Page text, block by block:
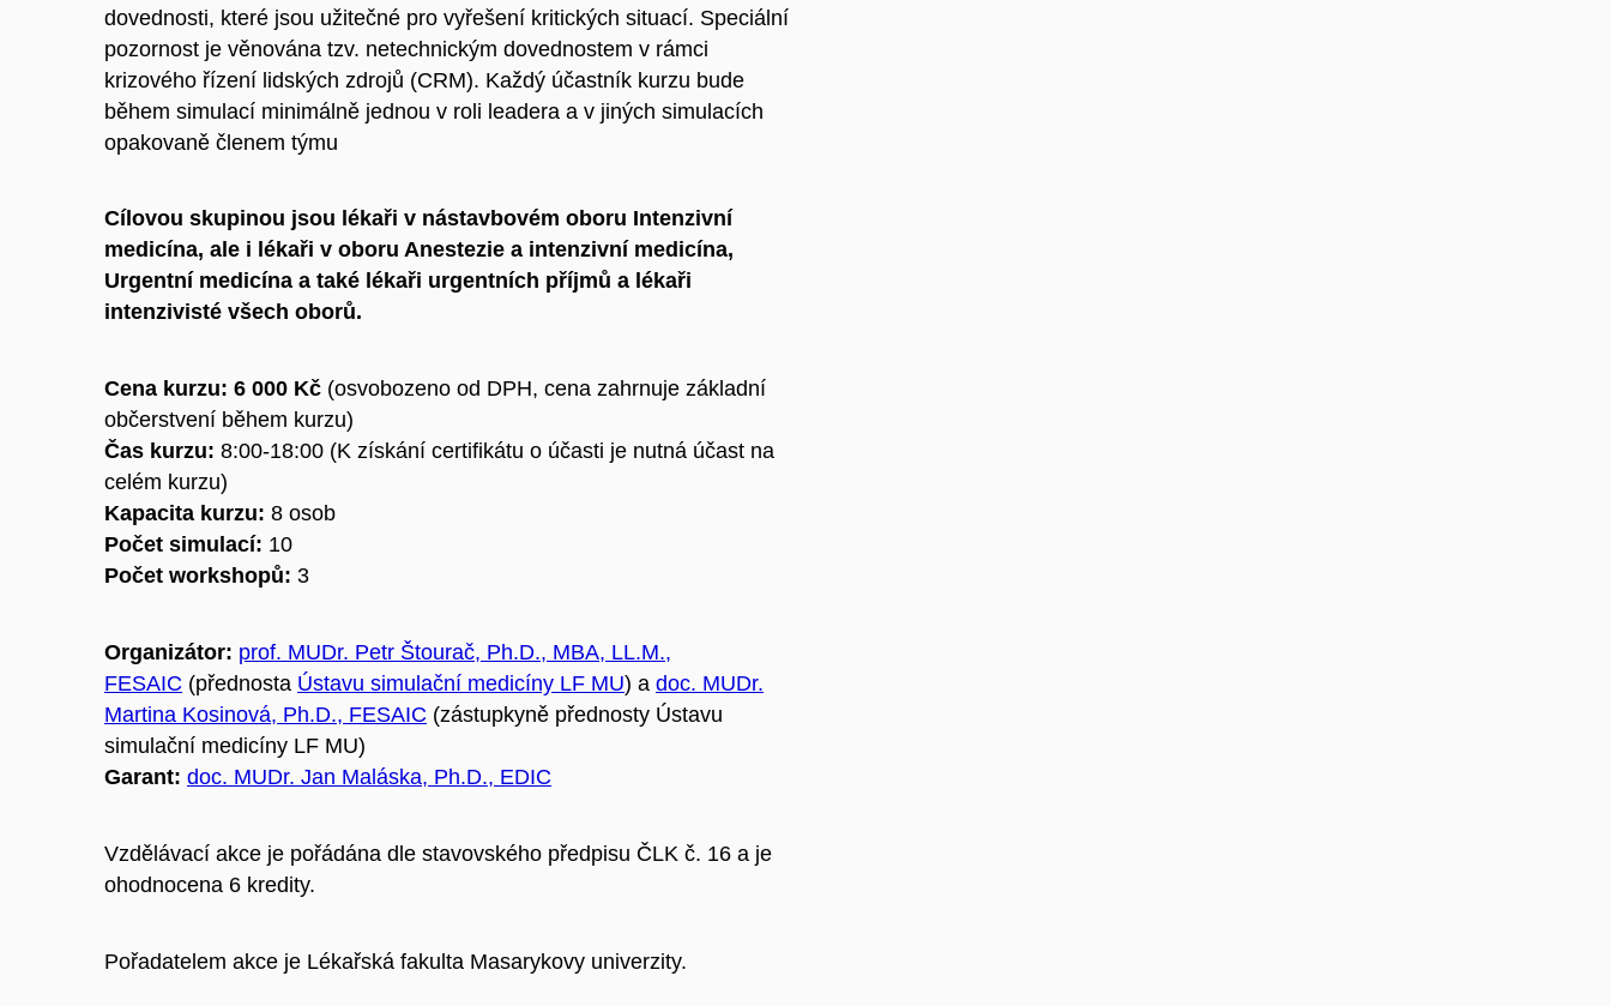
dovednosti, které jsou užitečné pro vyřešení kritických situací. Speciální
pozornost je věnována tzv. netechnickým dovednostem v rámci
krizového řízení lidských zdrojů (CRM). Každý účastník kurzu bude
během simulací minimálně jednou v roli leadera a v jiných simulacích
opakovaně členem týmu
Cílovou skupinou jsou lékaři v nástavbovém oboru Intenzivní
medicína, ale i lékaři v oboru Anestezie a intenzivní medicína,
Urgentní medicína a také lékaři urgentních příjmů a lékaři
intenzivisté všech oborů.
Cena kurzu: 6 000 Kč (osvobozeno od DPH, cena zahrnuje základní
občerstvení během kurzu)
Čas kurzu: 8:00-18:00 (K získání certifikátu o účasti je nutná účast na
celém kurzu)
Kapacita kurzu: 8 osob
Počet simulací: 10
Počet workshopů: 3
Organizátor: prof. MUDr. Petr Štourač, Ph.D., MBA, LL.M.,
FESAIC (přednosta Ústavu simulační medicíny LF MU) a doc. MUDr.
Martina Kosinová, Ph.D., FESAIC (zástupkyně přednosty Ústavu
simulační medicíny LF ​MU)
Garant: doc. MUDr. Jan Maláska, Ph.D., EDIC
Vzdělávací akce je pořádána dle stavovského předpisu ČLK č. 16 a je
ohodnocena 6 kredity.
Pořadatelem akce je Lékařská fakulta Masarykovy univerzity.